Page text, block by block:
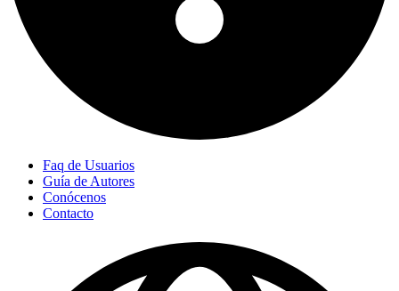
Faq de Usuarios
Guía de Autores
Conócenos
Contacto